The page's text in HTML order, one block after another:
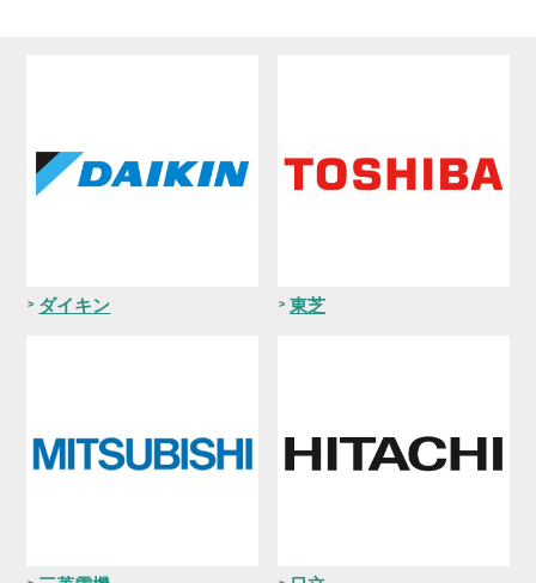
ダイキン 東芝